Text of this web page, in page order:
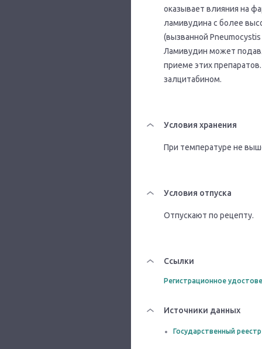
оказывает влияния на
ламивудина с более
(вызванной
Ламивудин может
приеме этих
залцитабином.
Условия хранения
При температуре не
Условия отпуска
Отпускают по рецепту.
Ссылки
Регистрационное
Источники данных
Государственный